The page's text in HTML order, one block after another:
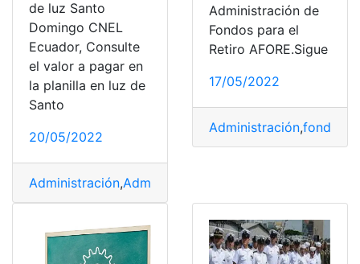
de luz Santo
Domingo CNEL
Ecuador, Consulte
el valor a pagar en
la planilla en luz de
Santo
20/05/2022
Administración,Administración de empresas
Administración de
Fondos para el
Retiro AFORE.Sigue
17/05/2022
Administración,fondo